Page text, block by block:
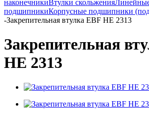
наконечникиВтулки скольжения
подшипникиКорпусные подшипники
-Закрепительная втулка EBF HE 2313
Закрепительная
HE 2313